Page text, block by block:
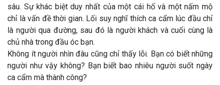
sâu. Sự khác biệt duy nhất của một cái hố và một nấm mộ
chỉ là vấn đề thời gian. Lối suy nghĩ thích ca cẩm lúc đầu chỉ
là người qua đường, sau đó là người khách và cuối cùng là
chủ nhà trong đầu óc bạn.
Không ít người nhìn đâu cũng chỉ thấy lỗi. Bạn có biết những
người như vậy không? Bạn biết bao nhiêu người suốt ngày
ca cẩm mà thành công?